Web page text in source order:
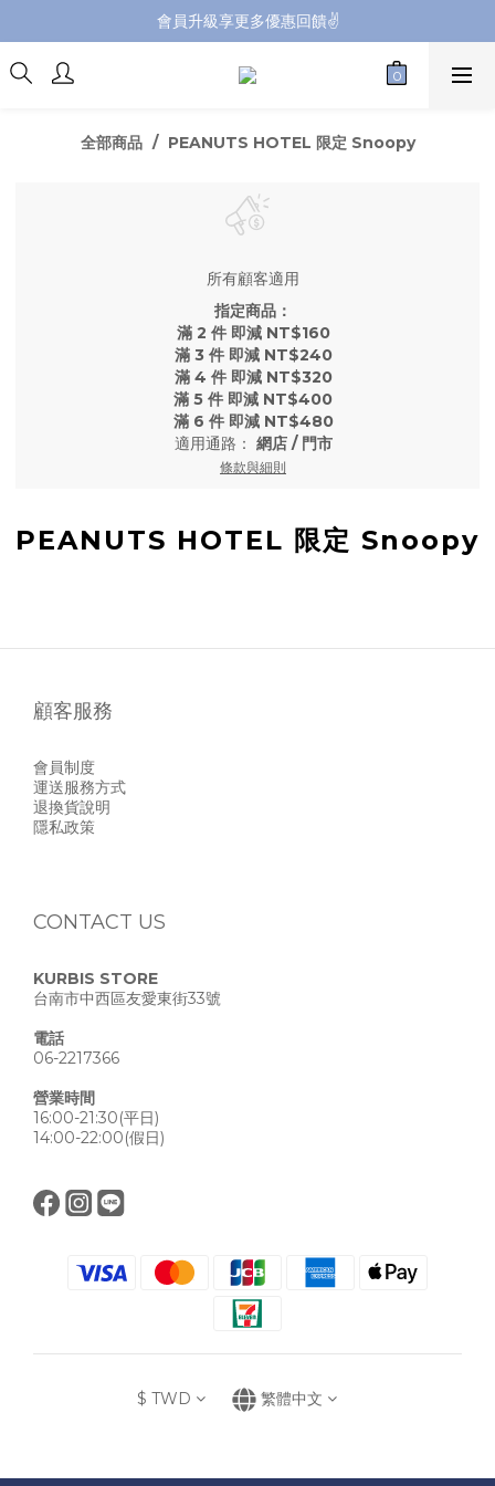
會員升級享更多優惠回饋✌️
會員升級享更多優惠回饋✌️
FB海外連線社團開放加入中📢
會員升級享更多優惠回饋✌️
全部商品 PEANUTS HOTEL 限定 Snoopy
所有顧客適用
指定商品：
滿 2 件 即減 NT$160
滿 3 件 即減 NT$240
滿 4 件 即減 NT$320
滿 5 件 即減 NT$400
滿 6 件 即減 NT$480
適用通路： 網店 / 門市
條款與細則
PEANUTS HOTEL 限定 Snoopy
顧客服務
會員制度
運送服務方式
退換貨說明
隱私政策
CONTACT US
KURBIS STORE
台南市中西區友愛東街33號
電話
06-2217366
營業時間
16:00-21:30(平日)
14:00-22:00(假日)
$ TWD 繁體中文